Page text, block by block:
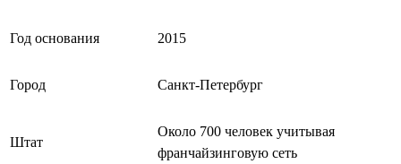
Год основания 2015
Город Санкт-Петербург
Штат
Около 700 человек учитывая
франчайзинговую сеть